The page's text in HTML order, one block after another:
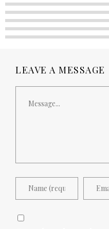
LEAVE A MESSAGE